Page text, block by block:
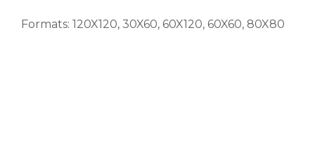
Formats: 120X120, 30X60, 60X120, 60X60, 80X80